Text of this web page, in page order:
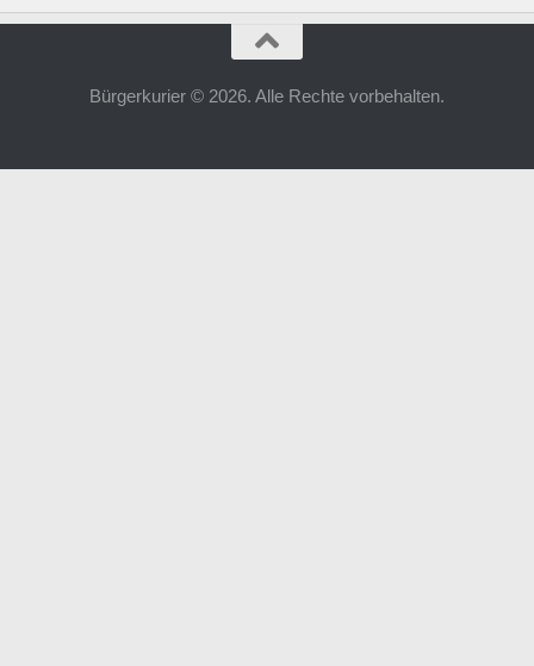
Bürgerkurier © 2026. Alle Rechte vorbehalten.